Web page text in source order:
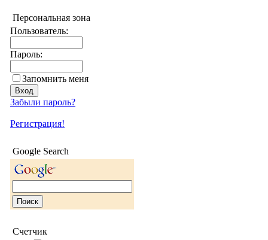
Персональная зона
Пользователь:
Пароль:
Запомнить меня
Забыли пароль?
Регистрация!
Google Search
Счетчик